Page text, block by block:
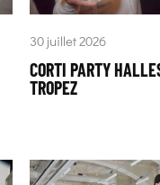
30 juillet 2026
CORTI PARTY
TROPEZ